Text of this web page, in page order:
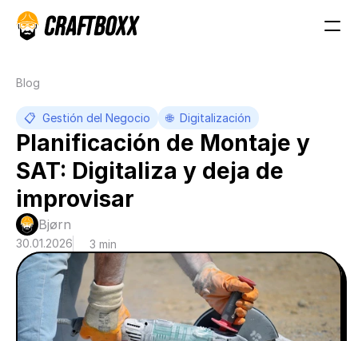
Blog
📋  Gestión del Negocio 🌐  Digitalización
Planificación de Montaje y
SAT: Digitaliza y deja de
improvisar
Bjørn
30.01.2026 3 min